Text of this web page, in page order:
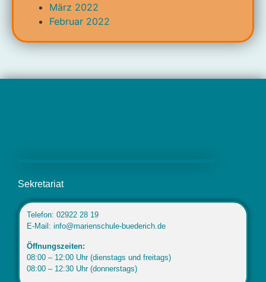
März 2022
Februar 2022
Sekretariat
Telefon: 02922 28 19
E-Mail: info@marienschule-buederich.de
Öffnungszeiten:
08:00 – 12:00 Uhr (dienstags und freitags)
08:00 – 12:30 Uhr (donnerstags)